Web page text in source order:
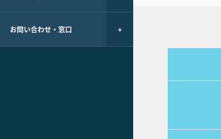
お問い合わせ・窓口